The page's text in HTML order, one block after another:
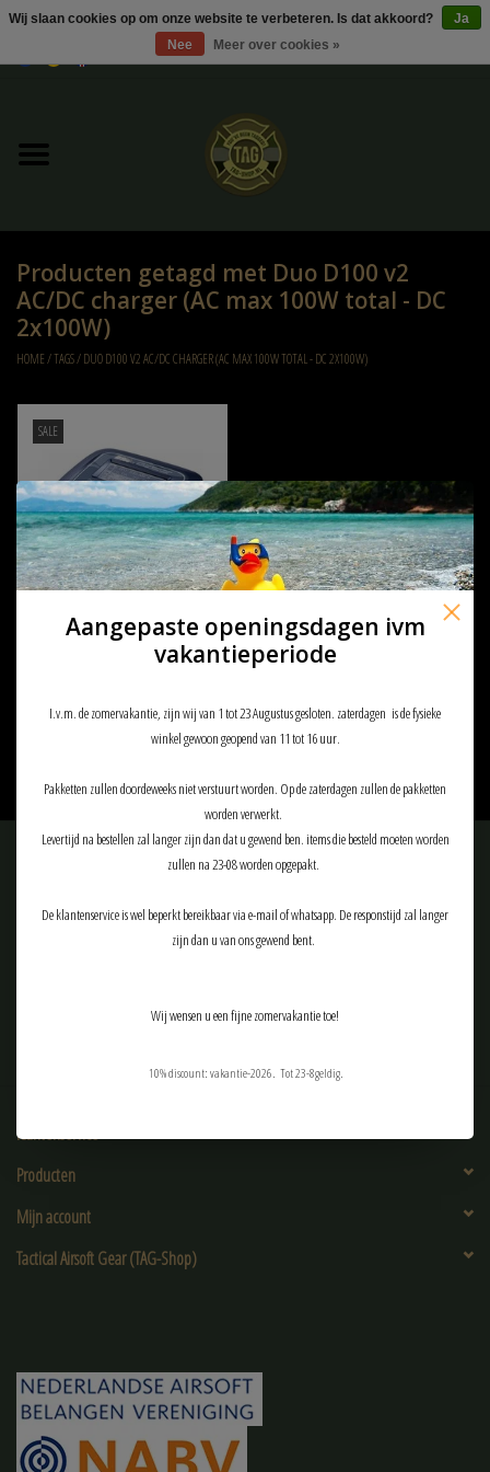
UItverkoop
Kleding
Tactical gear
Ammo
Producten getagd met Duo D100 v2
AC/DC charger (AC max 100W total - DC
2x100W)
HOME/TAGS/DUO D100 V2 AC/DC CHARGER (AC MAX 100W TOTAL - DC 2X100W)
SALE
Skyrc Duo D100 v2 AC/DC charger
Meld je aan voor onze nieuwsbrief:
Klantenservice
Producten
Mijn account
Tactical Airsoft Gear (TAG-Shop)
Wij slaan cookies op om onze website te verbeteren. Is dat akkoord?
Ja
Nee
Meer over cookies »
Aangepaste openingsdagen ivm
vakantieperiode
I.v.m. de zomervakantie, zijn wij van 1 tot 23 Augustus gesloten. zaterdagen is de fysieke
winkel gewoon geopend van 11 tot 16 uur.
Pakketten zullen doordeweeks niet verstuurt worden. Op de zaterdagen zullen de pakketten
worden verwerkt.
Levertijd na bestellen zal langer zijn dan dat u gewend ben. items die besteld moeten worden
zullen na 23-08 worden opgepakt.
De klantenservice is wel beperkt bereikbaar via e-mail of whatsapp. De responstijd zal langer
zijn dan u van ons gewend bent.
Wij wensen u een fijne zomervakantie toe!
10% discount: vakantie-2026. Tot 23-8geldig.